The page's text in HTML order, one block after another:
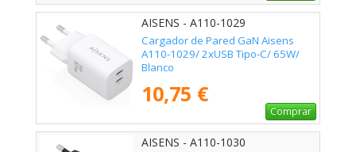
AISENS - A110-1029
Cargador de Pared GaN Aisens
A110-1029/ 2xUSB Tipo-C/ 65W/
Blanco
10,75 €
Comprar
AISENS - A110-1030